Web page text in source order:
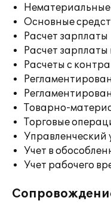
Основные
Расчет зарплаты
Расчет
Расчеты с
Товарно-
Торговые
Управленческий
Учет в
Учет рабочего